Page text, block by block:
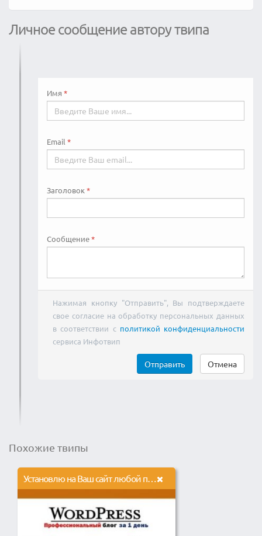
Личное сообщение автору твипа
Имя
Email
Заголовок
Сообщение
Нажимая кнопку "Отправить", Вы подтверждаете
свое согласие на обработку персональных данных
в соответствии с политикой конфиденциальности
сервиса Инфотвип
Отправить Отмена
Похожие твипы
Установлю на Ваш сайт любой плагин ВордПресс